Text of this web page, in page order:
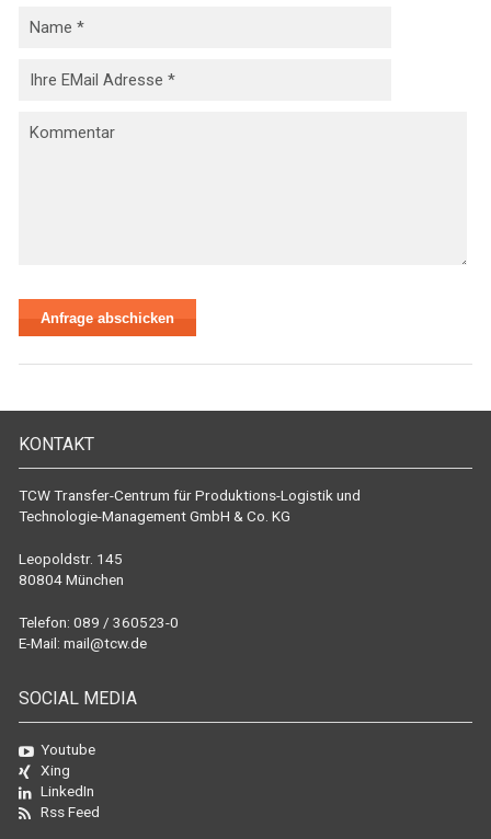
KONTAKT
TCW Transfer-Centrum für Produktions-Logistik und
Technologie-Management GmbH & Co. KG
Leopoldstr. 145
80804 München
Telefon: 089 / 360523-0
E-Mail: mail@tcw.de
SOCIAL MEDIA
Youtube
Xing
LinkedIn
Rss Feed